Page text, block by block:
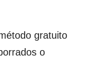
gratuito
o